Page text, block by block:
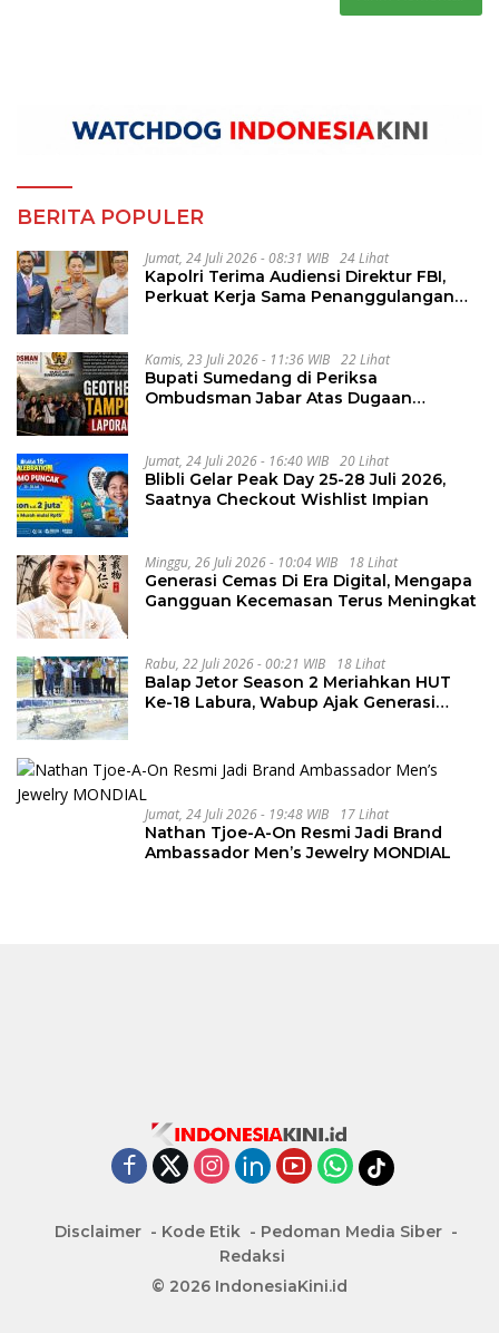
BERITA POPULER
Jumat, 24 Juli 2026 - 08:31 WIB 24 Lihat
Kapolri Terima Audiensi Direktur FBI,
Perkuat Kerja Sama Penanggulangan
Kamis, 23 Juli 2026 - 11:36 WIB 22 Lihat
Bupati Sumedang di Periksa
Ombudsman Jabar Atas Dugaan
Jumat, 24 Juli 2026 - 16:40 WIB 20 Lihat
Blibli Gelar Peak Day 25-28 Juli 2026,
Saatnya Checkout Wishlist Impian
Minggu, 26 Juli 2026 - 10:04 WIB 18 Lihat
Generasi Cemas Di Era Digital, Mengapa
Gangguan Kecemasan Terus Meningkat
Rabu, 22 Juli 2026 - 00:21 WIB 18 Lihat
Balap Jetor Season 2 Meriahkan HUT
Ke-18 Labura, Wabup Ajak Generasi
Jumat, 24 Juli 2026 - 19:48 WIB 17 Lihat
Nathan Tjoe-A-On Resmi Jadi Brand
Ambassador Men’s Jewelry MONDIAL
Disclaimer Kode Etik
Pedoman Media Siber
Redaksi
© 2026 IndonesiaKini.id